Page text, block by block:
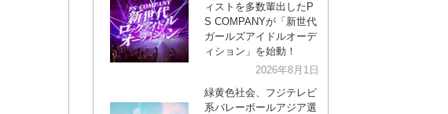
ィストを多数輩出したP
S COMPANYが「新世代
ガールズアイドルオーデ
ィション」を始動！
2026年8月1日
緑黄色社会、フジテレビ
系バレーボールアジア選